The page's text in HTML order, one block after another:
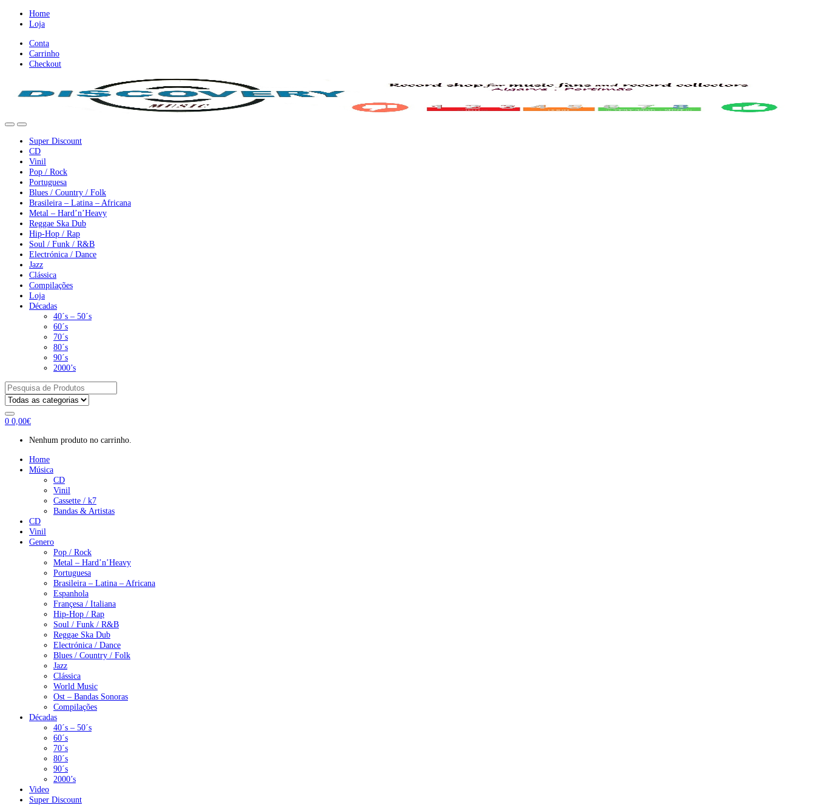
nevegação
conteúdo
Home
Loja
Conta
Carrinho
Checkout
Super Discount
CD
Vinil
Pop / Rock
Portuguesa
Blues / Country / Folk
Brasileira – Latina – Africana
Metal – Hard’n’Heavy
Reggae Ska Dub
Hip-Hop / Rap
Soul / Funk / R&B
Electrónica / Dance
Jazz
Clássica
Compilações
Loja
Décadas
40´s – 50´s
60´s
70´s
80´s
90´s
2000’s
Pesquisar
por:
0 0,00€
Nenhum produto no carrinho.
Home
Música
CD
Vinil
Cassette / k7
Bandas & Artistas
CD
Vinil
Genero
Pop / Rock
Metal – Hard’n’Heavy
Portuguesa
Brasileira – Latina – Africana
Espanhola
Françesa / Italiana
Hip-Hop / Rap
Soul / Funk / R&B
Reggae Ska Dub
Electrónica / Dance
Blues / Country / Folk
Jazz
Clássica
World Music
Ost – Bandas Sonoras
Compilações
Décadas
40´s – 50´s
60´s
70´s
80´s
90´s
2000’s
Video
Super Discount